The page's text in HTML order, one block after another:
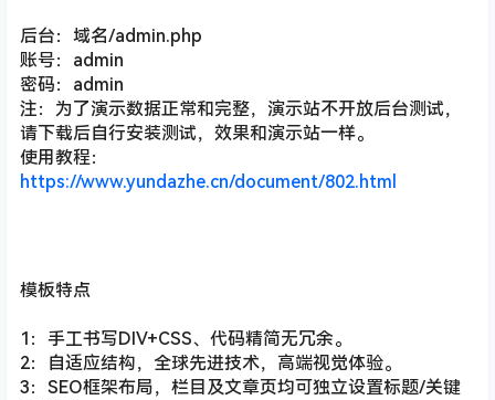
后台：域名/admin.php
账号：admin
密码：admin
注：为了演示数据正常和完整，演示站不开放后台测试，
请下载后自行安装测试，效果和演示站一样。
使用教程：
https://www.yundazhe.cn/document/802.html
模板特点
1：手工书写DIV+CSS、代码精简无冗余。
2：自适应结构，全球先进技术，高端视觉体验。
3：SEO框架布局，栏目及文章页均可独立设置标题/关键